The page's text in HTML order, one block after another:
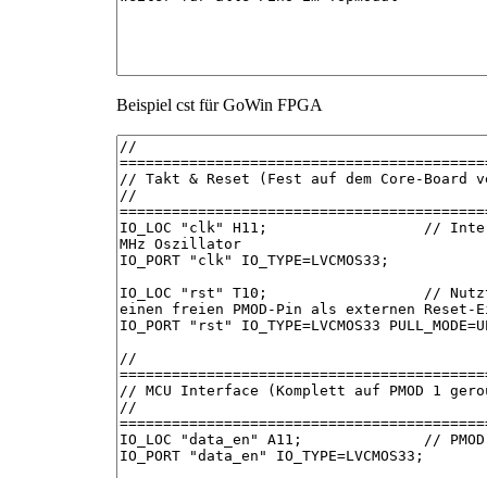
Beispiel cst für GoWin FPGA